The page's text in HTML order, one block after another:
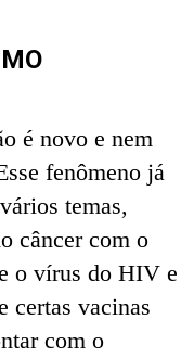
é novo e nem
fenômeno já
temas,
câncer com o
o vírus do HIV e
certas vacinas
com o